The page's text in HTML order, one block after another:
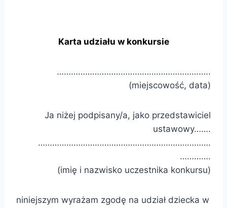
Karta udziału w konkursie
………………………………………………………..
(miejscowość, data)
Ja niżej podpisany/a, jako przedstawiciel
ustawowy…….
……………………………………………………………….
………….
(imię i nazwisko uczestnika konkursu)
niniejszym wyrażam zgodę na udział dziecka w